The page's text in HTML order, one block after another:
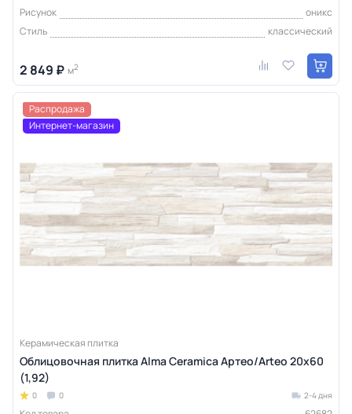
Рисунок
оникс
Стиль
классический
2 849 ₽ м2
Распродажа
Интернет-магазин
Керамическая плитка
Облицовочная плитка Alma Ceramica Артео/Arteo 20x60
(1,92)
0 0 2-4 дня